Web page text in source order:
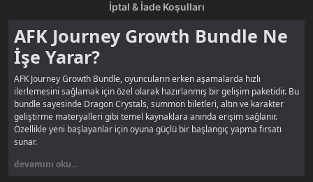
İptal & İade Koşulları
AFK Journey Growth Bundle Ne
İşe Yarar?
AFK Journey Growth Bundle, oyuncuların erken aşamalarda hızlı
ilerlemesini sağlamak için özel olarak hazırlanmış bir gelişim paketidir. Bu
bundle sayesinde Dragon Crystals, summon biletleri, altın ve karakter
geliştirme materyalleri gibi temel kaynaklara anında erişim sağlanır.
Özellikle yeni başlayanlar için oyuna güçlü bir başlangıç yapma fırsatı
sunar.
Growth Bundle, kahraman kadronu hızlıca güçlendirmek, görevleri daha
devamını oku...